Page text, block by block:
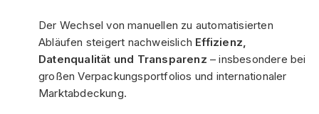
Der Wechsel von manuellen zu automatisierten
Abläufen steigert nachweislich Effizienz,
Datenqualität und Transparenz – insbesondere bei
großen Verpackungsportfolios und internationaler
Marktabdeckung.